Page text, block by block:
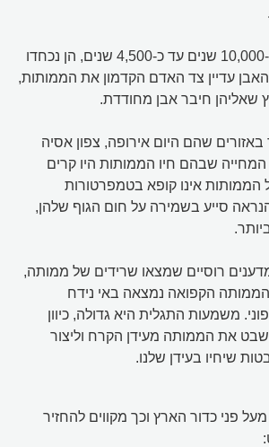
מעידן הקרח, לפני כ-10,000 שנים עד כ-4,500 שנים, הן נכחדו
עדיין צד האדם הקדמון את הממותות,
שאליהן חיבר אבן מחודדת.
שהם היום אירופה, צפון אסיה
המחייה שבהם חיו הממותות היו קרים
הממותות אינו קופא בטמפרטורות
סייע בשמירה על חום הגוף שלהן,
דיווחו מדענים רוסיים שמצאו שרידים של ממותה,
הקפואה נמצאה באי נידח
משמעות התגלית היא גדולה, כיוון
לשבט את הממותה מעידן הקרח וליצור
שיחיו בעידן שלנו.
פני כדור הארץ וכך מקווים להחזיר